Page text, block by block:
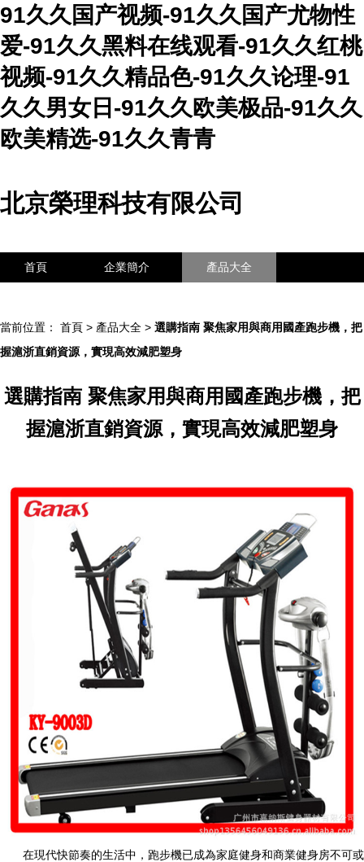
91久久国产视频-91久久国产尤物性
爱-91久久黑料在线观看-91久久红桃
视频-91久久精品色-91久久论理-91
久久男女日-91久久欧美极品-91久久
欧美精选-91久久青青
北京榮理科技有限公司
首頁 企業簡介 產品大全
當前位置： 首頁 > 產品大全 > 選購指南 聚焦家用與商用國產跑步機，把
握滬浙直銷資源，實現高效減肥塑身
選購指南 聚焦家用與商用國產跑步機，把
握滬浙直銷資源，實現高效減肥塑身
在現代快節奏的生活中，跑步機已成為家庭健身和商業健身房不可或